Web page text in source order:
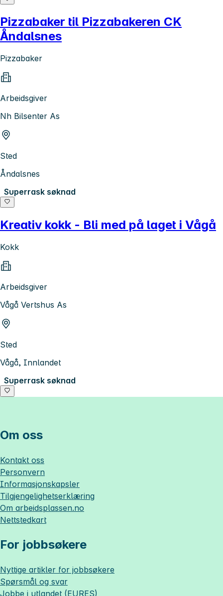
Pizzabaker til Pizzabakeren CK
Åndalsnes
Pizzabaker
Arbeidsgiver
Nh Bilsenter As
Sted
Åndalsnes
Superrask søknad
Kreativ kokk - Bli med på laget i Vågå
Kokk
Arbeidsgiver
Vågå Vertshus As
Sted
Vågå, Innlandet
Superrask søknad
Om oss
Kontakt oss
Personvern
Informasjonskapsler
Tilgjengelighetserklæring
Om arbeidsplassen.no
Nettstedkart
For jobbsøkere
Nyttige artikler for jobbsøkere
Spørsmål og svar
Jobbe i utlandet (EURES)